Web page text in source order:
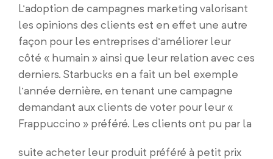
L’adoption de campagnes marketing valorisant
les opinions des clients est en effet une autre
façon pour les entreprises d’améliorer leur
côté « humain » ainsi que leur relation avec ces
derniers. Starbucks en a fait un bel exemple
l’année dernière, en tenant une campagne
demandant aux clients de voter pour leur «
Frappuccino » préféré. Les clients ont pu par la
suite acheter leur produit préféré à petit prix